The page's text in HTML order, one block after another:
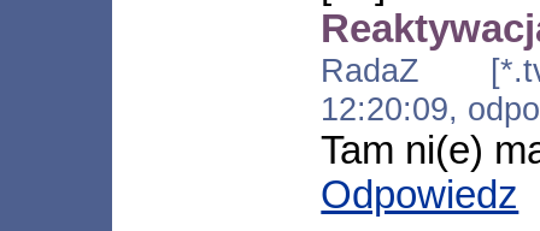
RadaZ
12:20:09,
Tam ni(e)
Odpowiedz